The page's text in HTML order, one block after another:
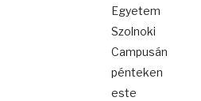
Egyetem
Szolnoki
Campusán
pénteken
este